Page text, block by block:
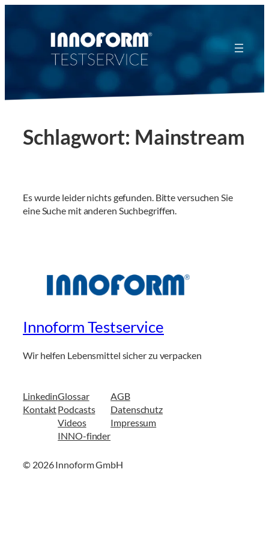
Schlagwort: Mainstream
Es wurde leider nichts gefunden. Bitte versuchen Sie
eine Suche mit anderen Suchbegriffen.
Innoform Testservice
Wir helfen Lebensmittel sicher zu verpacken
Linkedin
Kontakt
Glossar
Podcasts
Videos
INNO-finder
AGB
Datenschutz
Impressum
© 2026 Innoform GmbH